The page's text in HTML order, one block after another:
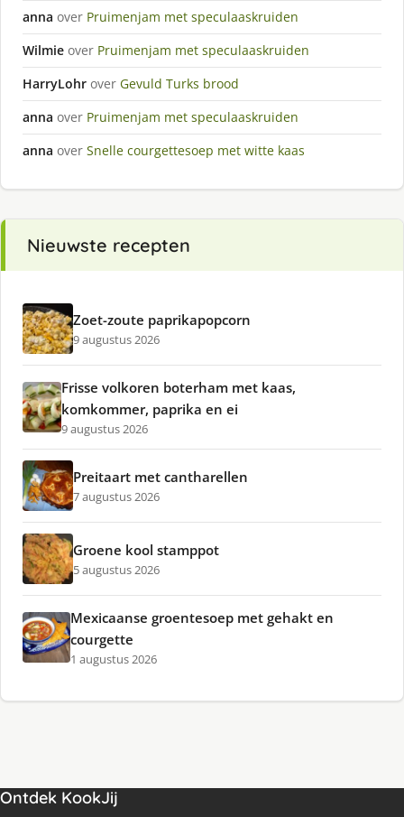
anna over Pruimenjam met speculaaskruiden
Wilmie over Pruimenjam met speculaaskruiden
HarryLohr over Gevuld Turks brood
anna over Pruimenjam met speculaaskruiden
anna over Snelle courgettesoep met witte kaas
Nieuwste recepten
Zoet-zoute paprikapopcorn
9 augustus 2026
Frisse volkoren boterham met kaas,
komkommer, paprika en ei
9 augustus 2026
Preitaart met cantharellen
7 augustus 2026
Groene kool stamppot
5 augustus 2026
Mexicaanse groentesoep met gehakt en
courgette
1 augustus 2026
Ontdek KookJij